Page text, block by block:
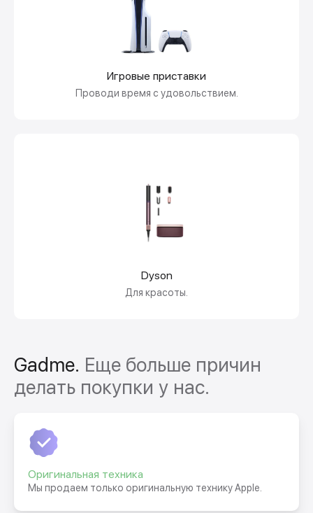
Игровые приставки
Проводи время с удовольствием.
Dyson
Для красоты.
Gadme. Еще больше причин
делать покупки у нас.
Оригинальная техника
Мы продаем только оригинальную технику Apple.